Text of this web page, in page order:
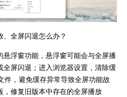
全屏闪退怎么办？
悬浮窗功能，悬浮窗可能会与全屏播
屏闪退；进入浏览器设置，清除缓
件，避免缓存异常导致全屏功能故
修复旧版本中存在的全屏播放